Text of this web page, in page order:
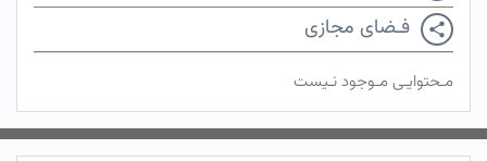
فـضای مجازی
مـحتوایـی مـوجود نـیست